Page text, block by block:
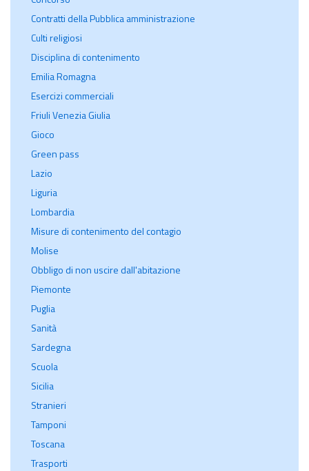
Contratti della Pubblica amministrazione
Culti religiosi
Disciplina di contenimento
Emilia Romagna
Esercizi commerciali
Friuli Venezia Giulia
Gioco
Green pass
Lazio
Liguria
Lombardia
Misure di contenimento del contagio
Molise
Obbligo di non uscire dall'abitazione
Piemonte
Puglia
Sanità
Sardegna
Scuola
Sicilia
Stranieri
Tamponi
Toscana
Trasporti